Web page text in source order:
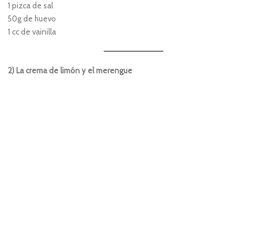
1 pizca de sal
50g de huevo
1 cc de vainilla
2) La crema de limón y el merengue